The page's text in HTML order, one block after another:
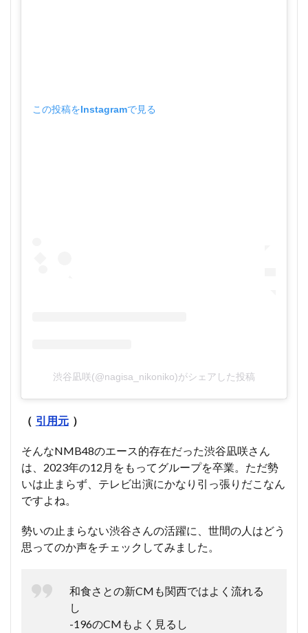
この投稿をInstagramで見る
渋谷凪咲(@nagisa_nikoniko)がシェアした投稿
（ 引用元 ）
そんなNMB48のエース的存在だった渋谷凪咲さん
は、2023年の12月をもってグループを卒業。ただ勢
いは止まらず、テレビ出演にかなり引っ張りだこなん
ですよね。
勢いの止まらない渋谷さんの活躍に、世間の人はどう
思ってのか声をチェックしてみました。
和食さとの新CMも関西ではよく流れる
し
-196のCMもよく見るし